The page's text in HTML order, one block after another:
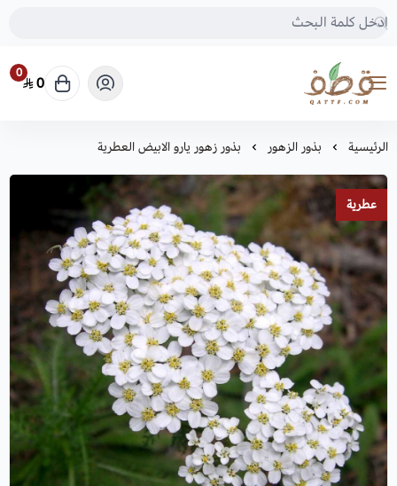
متجر قطف للبذور
0
0
الرئيسية بذور الزهور بذور زهور يارو الابيض العطرية
عطرية